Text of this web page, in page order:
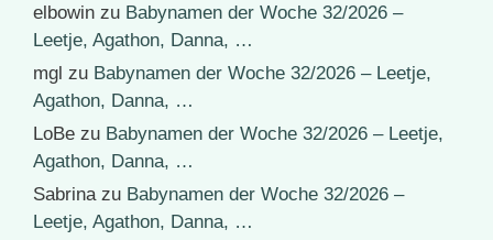
elbowin zu Babynamen der Woche 32/2026 –
Leetje, Agathon, Danna, …
mgl zu Babynamen der Woche 32/2026 – Leetje,
Agathon, Danna, …
LoBe zu Babynamen der Woche 32/2026 – Leetje,
Agathon, Danna, …
Sabrina zu Babynamen der Woche 32/2026 –
Leetje, Agathon, Danna, …